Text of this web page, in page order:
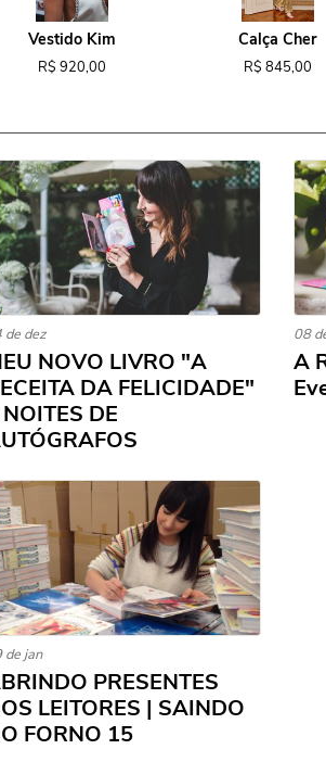
Vestido Kim
R$ 920,00
Calça Cher
R$ 845,00
de dez
NOVO LIVRO "A
DA FELICIDADE"
NOITES DE
08
A
de jan
PRESENTES
LEITORES | SAINDO
FORNO 15